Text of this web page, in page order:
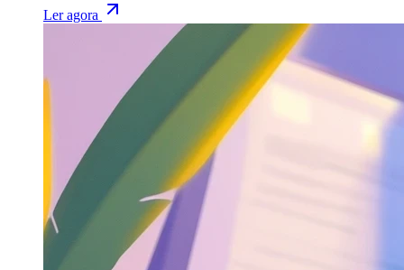
Ler agora